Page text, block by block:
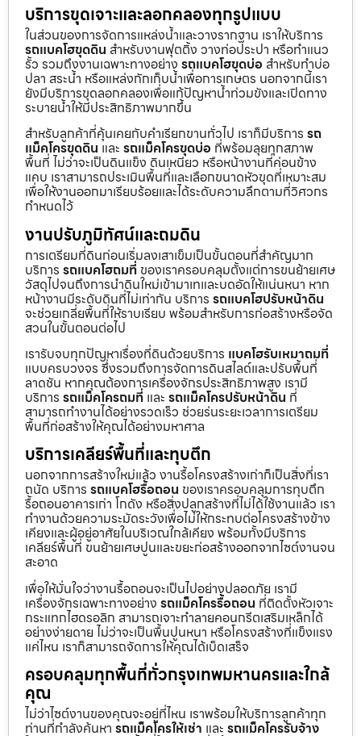
บริการขุดเจาะและลอกคลองทุกรูปแบบ
ในส่วนของการจัดการแหล่งน้ำและวางรากฐาน เราให้บริการ
รถแบคโฮขุดดิน สำหรับงานฟุตติ้ง วางท่อประปา หรือทำแนว
รั้ว รวมถึงงานเฉพาะทางอย่าง รถแบคโฮขุดบ่อ สำหรับทำบ่อ
ปลา สระน้ำ หรือแหล่งกักเก็บน้ำเพื่อการเกษตร นอกจากนี้เรา
ยังมีบริการขุดลอกคลองเพื่อแก้ปัญหาน้ำท่วมขังและเปิดทาง
ระบายน้ำให้มีประสิทธิภาพมากขึ้น
สำหรับลูกค้าที่คุ้นเคยกับคำเรียกขานทั่วไป เราก็มีบริการ รถ
แม็คโครขุดดิน และ รถแม็คโครขุดบ่อ ที่พร้อมลุยทุกสภาพ
พื้นที่ ไม่ว่าจะเป็นดินแข็ง ดินเหนียว หรือหน้างานที่ค่อนข้าง
แคบ เราสามารถประเมินพื้นที่และเลือกขนาดหัวขุดที่เหมาะสม
เพื่อให้งานออกมาเรียบร้อยและได้ระดับความลึกตามที่วิศวกร
กำหนดไว้
งานปรับภูมิทัศน์และถมดิน
การเตรียมที่ดินก่อนเริ่มลงเสาเข็มเป็นขั้นตอนที่สำคัญมาก
บริการ รถแบคโฮถมที่ ของเราครอบคลุมตั้งแต่การขนย้ายเศษ
วัสดุไปจนถึงการนำดินใหม่เข้ามาเทและบดอัดให้แน่นหนา หาก
หน้างานมีระดับดินที่ไม่เท่ากัน บริการ รถแบคโฮปรับหน้าดิน
จะช่วยเกลี่ยพื้นที่ให้ราบเรียบ พร้อมสำหรับการก่อสร้างหรือจัด
สวนในขั้นตอนต่อไป
เรารับจบทุกปัญหาเรื่องที่ดินด้วยบริการ แบคโฮรับเหมาถมที่
แบบครบวงจร ซึ่งรวมถึงการจัดการดินสไลด์และปรับพื้นที่
ลาดชัน หากคุณต้องการเครื่องจักรประสิทธิภาพสูง เรามี
บริการ รถแม็คโครถมที่ และ รถแม็คโครปรับหน้าดิน ที่
สามารถทำงานได้อย่างรวดเร็ว ช่วยร่นระยะเวลาการเตรียม
พื้นที่ก่อสร้างให้คุณได้อย่างมหาศาล
บริการเคลียร์พื้นที่และทุบตึก
นอกจากการสร้างใหม่แล้ว งานรื้อโครงสร้างเก่าก็เป็นสิ่งที่เรา
ถนัด บริการ รถแบคโฮรื้อถอน ของเราครอบคลุมการทุบตึก
รื้อถอนอาคารเก่า โกดัง หรือสิ่งปลูกสร้างที่ไม่ได้ใช้งานแล้ว เรา
ทำงานด้วยความระมัดระวังเพื่อไม่ให้กระทบต่อโครงสร้างข้าง
เคียงและผู้อยู่อาศัยในบริเวณใกล้เคียง พร้อมทั้งมีบริการ
เคลียร์พื้นที่ ขนย้ายเศษปูนและขยะก่อสร้างออกจากไซต์งานจน
สะอาด
เพื่อให้มั่นใจว่างานรื้อถอนจะเป็นไปอย่างปลอดภัย เรามี
เครื่องจักรเฉพาะทางอย่าง รถแม็คโครรื้อถอน ที่ติดตั้งหัวเจาะ
กระแทกไฮดรอลิก สามารถเจาะทำลายคอนกรีตเสริมเหล็กได้
อย่างง่ายดาย ไม่ว่าจะเป็นพื้นปูนหนา หรือโครงสร้างที่แข็งแรง
แค่ไหน เราก็สามารถจัดการให้คุณได้เบ็ดเสร็จ
ครอบคลุมทุกพื้นที่ทั่วกรุงเทพมหานครและใกล้
คุณ
ไม่ว่าไซต์งานของคุณจะอยู่ที่ไหน เราพร้อมให้บริการลูกค้าทุก
ท่านที่กำลังค้นหา รถแม็คโครให้เช่า และ รถแม็คโครรับจ้าง